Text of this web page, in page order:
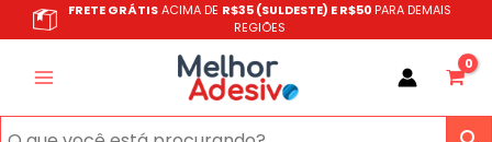
para
FRETE GRÁTISACIMA DE R$35 (SULDESTE) E R$50 PARA DEMAIS
REGIÕES